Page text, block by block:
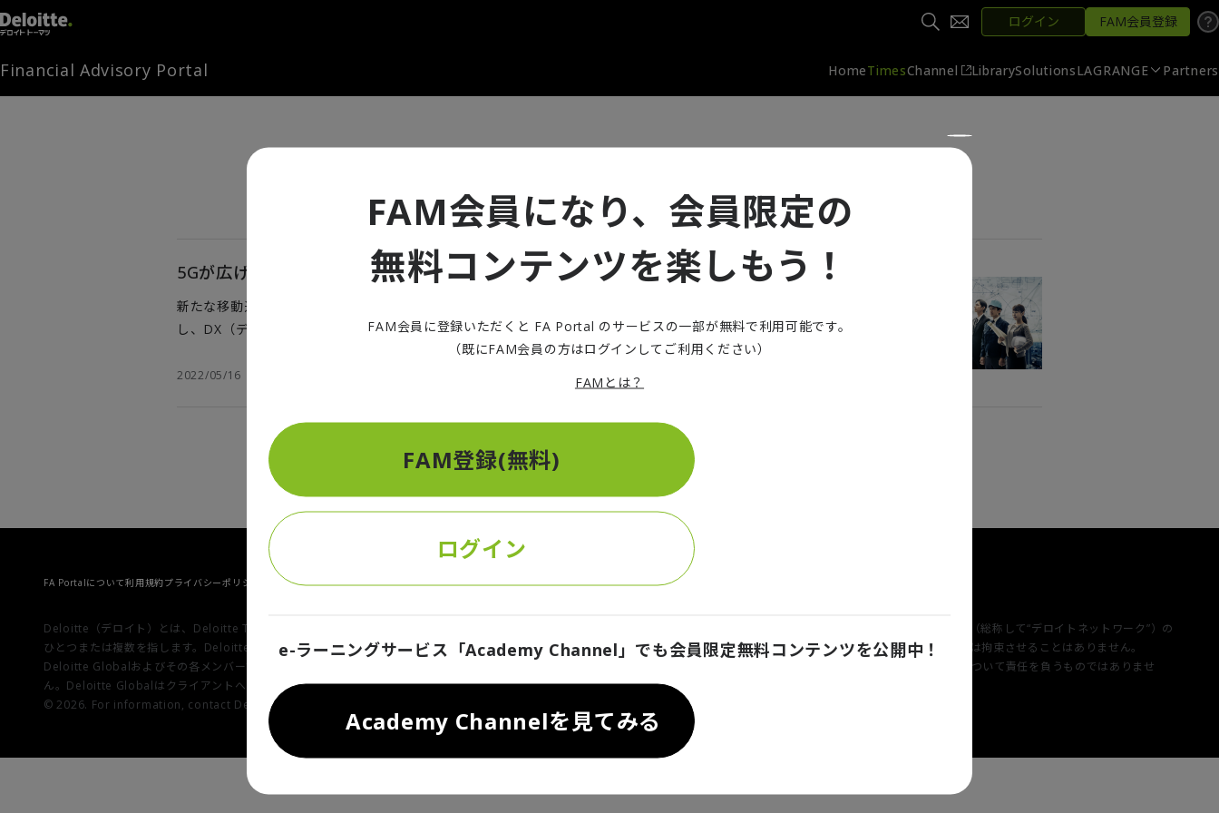
ログイン FAM会員登録
Financial Advisory Portal HomeTimesChannel LibrarySolutionsLAGRANGE Partners
5Gが広げる建設業界、不動産業界のビジネスチャンス
2022/05/16
新たな移動通信システムとして注目されている「5G」は、建設業界、不動産業界にも大きな影響を及ぼ
し、DX（デジタルトランスフォーメーション）を加速すると考えられています。この5Gがもたらすベネ
フィットや、建設業界および不動産業界での具体的なユースケースなどについて解説します。※当記事は
Industry Eyeに掲載した内容を一部改訂して転載しています。
FA Portalについて利用規約プライバシーポリシー Cookieに関する通知お問い合わせ
Deloitte（デロイト）とは、Deloitte Touche Tohmatsu Limited（“Deloitte Global”）、そのグローバルネットワーク組織を構成するメンバーファームおよびそれらの関係法人（総称して“デロイトネットワーク”）の
ひとつまたは複数を指します。Deloitte Globalならびに各メンバーファームおよび関係法人はそれぞれ法的に独立した別個の組織体であり、第三者に関して相互に義務を課しまたは拘束させることはありません。
Deloitte Globalおよびその各メンバーファームならびに関係法人は、自らの作為および不作為についてのみ責任を負い、互いに他のファームまたは関係法人の作為および不作為について責任を負うものではありませ
ん。Deloitte Globalはクライアントへのサービス提供を行いません。詳細は www.deloitte.com/jp/aboutをご覧ください。
© 2026. For information, contact Deloitte Tohmatsu Group.
FAM会員になり、会員限定の
無料コンテンツを楽しもう！
FAM会員に登録いただくと FA Portal のサービスの一部が無料で利用可能です。
（既にFAM会員の方はログインしてご利用ください）
FAMとは？
FAM登録(無料)
ログイン
e-ラーニングサービス「Academy Channel」でも会員限定無料コンテンツを公開中！
Academy Channelを見てみる